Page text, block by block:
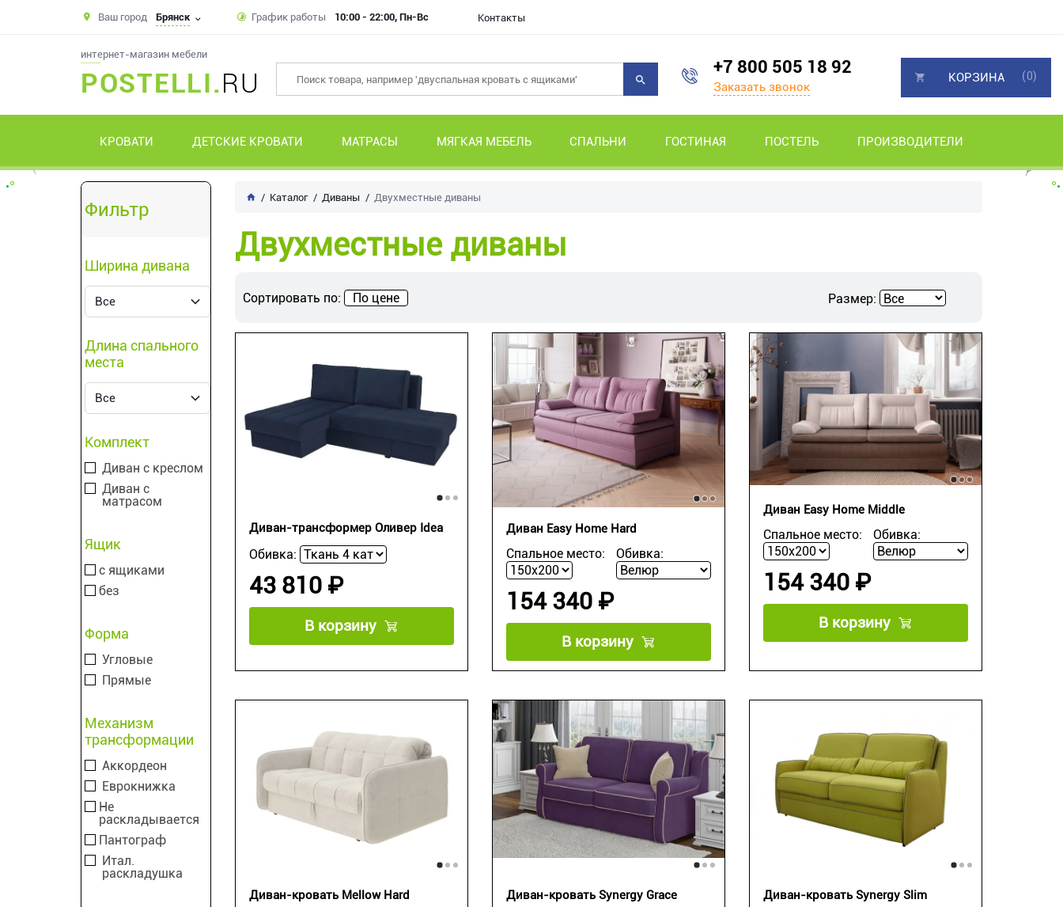
Ваш город Брянск График работы 10:00 - 22:00, Пн-Вс Контакты
интернет-магазин мебели
POSTELLI.RU
+7 800 505 18 92
Заказать звонок
КРОВАТИ ДЕТСКИЕ КРОВАТИ МАТРАСЫ МЯГКАЯ МЕБЕЛЬ СПАЛЬНИ ГОСТИНАЯ ПОСТЕЛЬ ПРОИЗВОДИТЕЛИ
КОРЗИНА (0)
Фильтр
Ширина дивана
Длина спального
места
Комплект
Диван с креслом
Диван с
матрасом
Ящик
с ящиками
без
Форма
Угловые
Прямые
Механизм
трансформации
Аккордеон
Еврокнижка
Не
раскладывается
Пантограф
Итал.
раскладушка
Каталог Диваны Двухместные диваны
Двухместные диваны
Сортировать по: По цене Размер:
Диван-трансформер Оливер Idea
Обивка:
43 810 ₽
В корзину
Диван Easy Home Hard
Спальное место: Обивка:
154 340 ₽
В корзину
Диван Easy Home Middle
Спальное место: Обивка:
154 340 ₽
В корзину
Диван-кровать Mellow Hard Диван-кровать Synergy Grace Диван-кровать Synergy Slim